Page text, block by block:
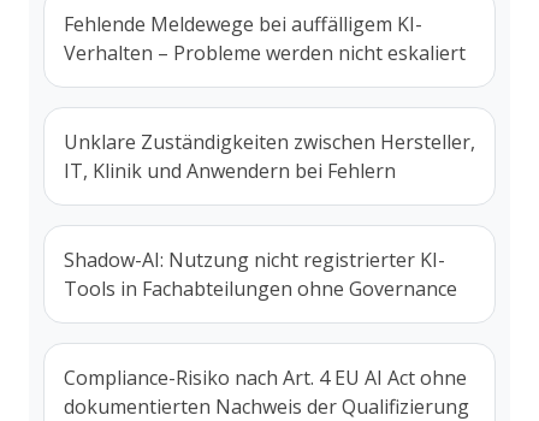
Fehlende Meldewege bei auffälligem KI-
Verhalten – Probleme werden nicht eskaliert
Unklare Zuständigkeiten zwischen Hersteller,
IT, Klinik und Anwendern bei Fehlern
Shadow-AI: Nutzung nicht registrierter KI-
Tools in Fachabteilungen ohne Governance
Compliance-Risiko nach Art. 4 EU AI Act ohne
dokumentierten Nachweis der Qualifizierung